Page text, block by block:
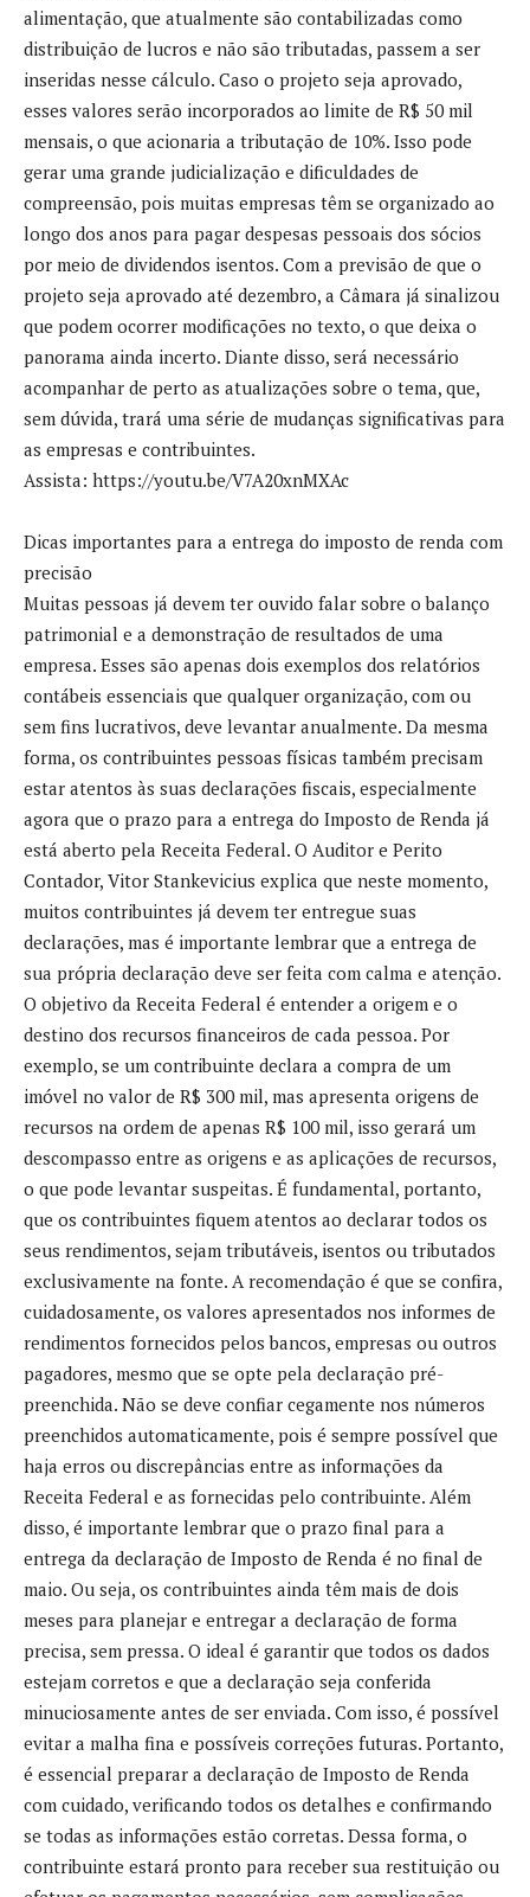
alimentação, que atualmente são contabilizadas como
distribuição de lucros e não são tributadas, passem a ser
inseridas nesse cálculo. Caso o projeto seja aprovado,
esses valores serão incorporados ao limite de R$ 50 mil
mensais, o que acionaria a tributação de 10%. Isso pode
gerar uma grande judicialização e dificuldades de
compreensão, pois muitas empresas têm se organizado ao
longo dos anos para pagar despesas pessoais dos sócios
por meio de dividendos isentos. Com a previsão de que o
projeto seja aprovado até dezembro, a Câmara já sinalizou
que podem ocorrer modificações no texto, o que deixa o
panorama ainda incerto. Diante disso, será necessário
acompanhar de perto as atualizações sobre o tema, que,
sem dúvida, trará uma série de mudanças significativas para
as empresas e contribuintes.
Assista: https://youtu.be/V7A20xnMXAc
Dicas importantes para a entrega do imposto de renda com
precisão
Muitas pessoas já devem ter ouvido falar sobre o balanço
patrimonial e a demonstração de resultados de uma
empresa. Esses são apenas dois exemplos dos relatórios
contábeis essenciais que qualquer organização, com ou
sem fins lucrativos, deve levantar anualmente. Da mesma
forma, os contribuintes pessoas físicas também precisam
estar atentos às suas declarações fiscais, especialmente
agora que o prazo para a entrega do Imposto de Renda já
está aberto pela Receita Federal. O Auditor e Perito
Contador, Vitor Stankevicius explica que neste momento,
muitos contribuintes já devem ter entregue suas
declarações, mas é importante lembrar que a entrega de
sua própria declaração deve ser feita com calma e atenção.
O objetivo da Receita Federal é entender a origem e o
destino dos recursos financeiros de cada pessoa. Por
exemplo, se um contribuinte declara a compra de um
imóvel no valor de R$ 300 mil, mas apresenta origens de
recursos na ordem de apenas R$ 100 mil, isso gerará um
descompasso entre as origens e as aplicações de recursos,
o que pode levantar suspeitas. É fundamental, portanto,
que os contribuintes fiquem atentos ao declarar todos os
seus rendimentos, sejam tributáveis, isentos ou tributados
exclusivamente na fonte. A recomendação é que se confira,
cuidadosamente, os valores apresentados nos informes de
rendimentos fornecidos pelos bancos, empresas ou outros
pagadores, mesmo que se opte pela declaração pré-
preenchida. Não se deve confiar cegamente nos números
preenchidos automaticamente, pois é sempre possível que
haja erros ou discrepâncias entre as informações da
Receita Federal e as fornecidas pelo contribuinte. Além
disso, é importante lembrar que o prazo final para a
entrega da declaração de Imposto de Renda é no final de
maio. Ou seja, os contribuintes ainda têm mais de dois
meses para planejar e entregar a declaração de forma
precisa, sem pressa. O ideal é garantir que todos os dados
estejam corretos e que a declaração seja conferida
minuciosamente antes de ser enviada. Com isso, é possível
evitar a malha fina e possíveis correções futuras. Portanto,
é essencial preparar a declaração de Imposto de Renda
com cuidado, verificando todos os detalhes e confirmando
se todas as informações estão corretas. Dessa forma, o
contribuinte estará pronto para receber sua restituição ou